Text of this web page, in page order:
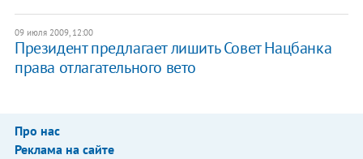
09 июля 2009, 12:00
Президент предлагает лишить Совет Нацбанка
права отлагательного вето
Про нас
Реклама на сайте